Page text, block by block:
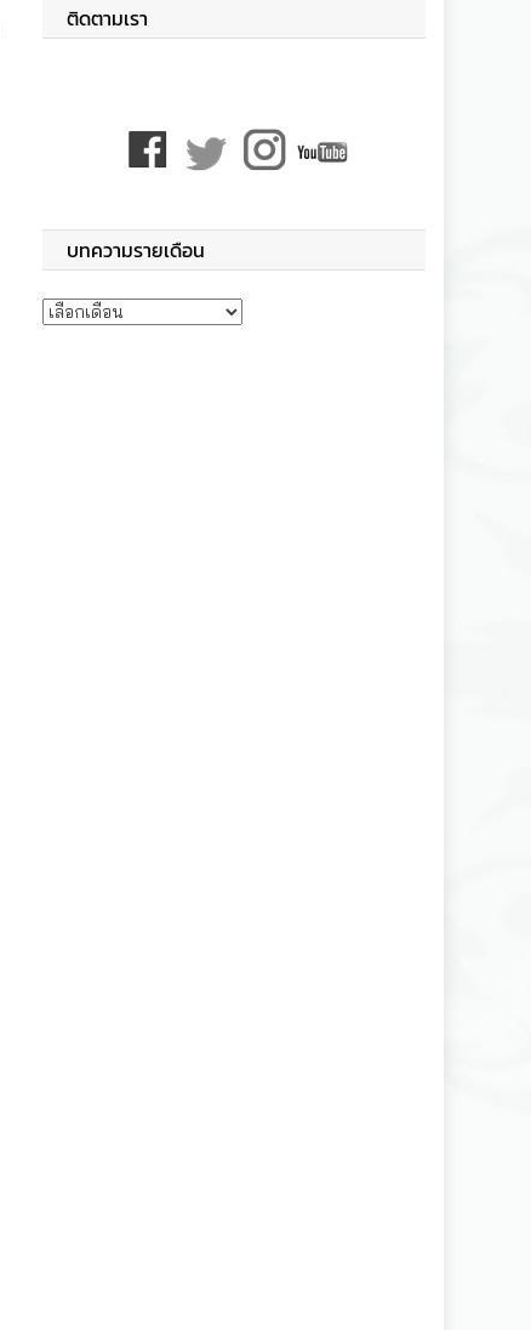
ติดตามเรา
บทความรายเดือน
บทความรายเดือน